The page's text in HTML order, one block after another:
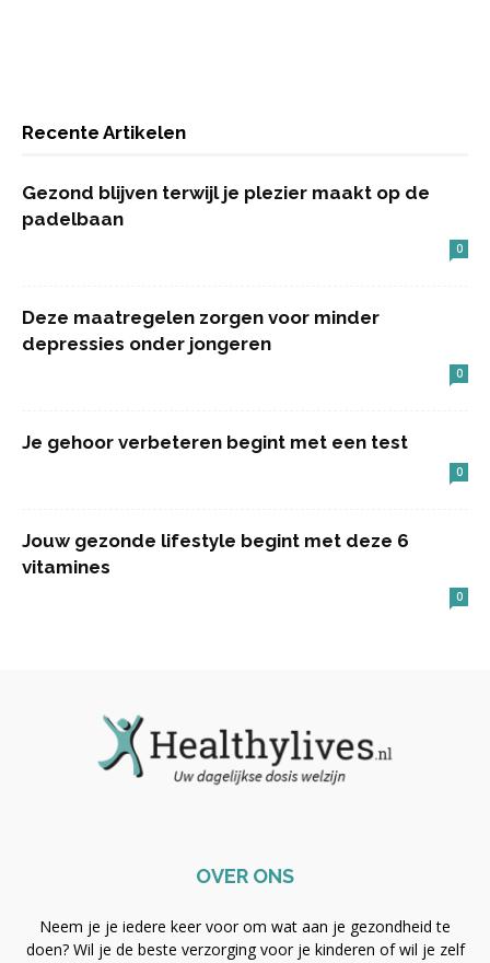
Recente Artikelen
Gezond blijven terwijl je plezier maakt op de
padelbaan
0
Deze maatregelen zorgen voor minder
depressies onder jongeren
0
Je gehoor verbeteren begint met een test
0
Jouw gezonde lifestyle begint met deze 6
vitamines
0
OVER ONS
Neem je je iedere keer voor om wat aan je gezondheid te
doen? Wil je de beste verzorging voor je kinderen of wil je zelf